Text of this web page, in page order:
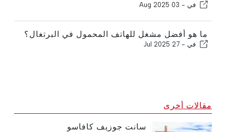
في - 03 Aug 2025
ما هو أفضل مشغل للهاتف المحمول في البرتغال؟
في - 27 Jul 2025
مقالات أخرى
سانت جوزيف كافاسو